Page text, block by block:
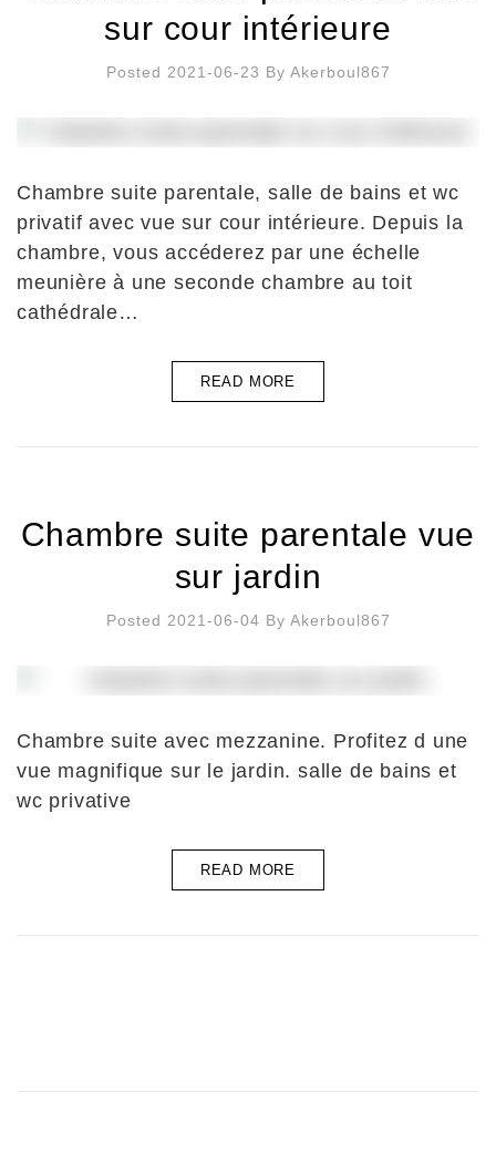
sur cour intérieure
Posted 2021-06-23 By Akerboul867
Chambre suite parentale, salle de bains et wc
privatif avec vue sur cour intérieure. Depuis la
chambre, vous accéderez par une échelle
meunière à une seconde chambre au toit
cathédrale…
READ MORE
Chambre suite parentale vue
sur jardin
Posted 2021-06-04 By Akerboul867
Chambre suite avec mezzanine. Profitez d une
vue magnifique sur le jardin. salle de bains et
wc privative
READ MORE